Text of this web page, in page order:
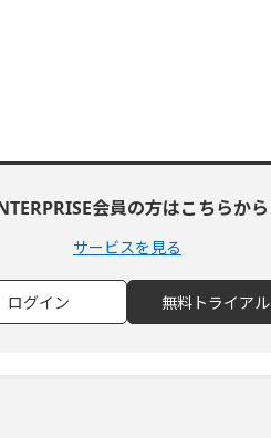
会員の方はこちらから
サービスを見る
ログイン 無料トライアル